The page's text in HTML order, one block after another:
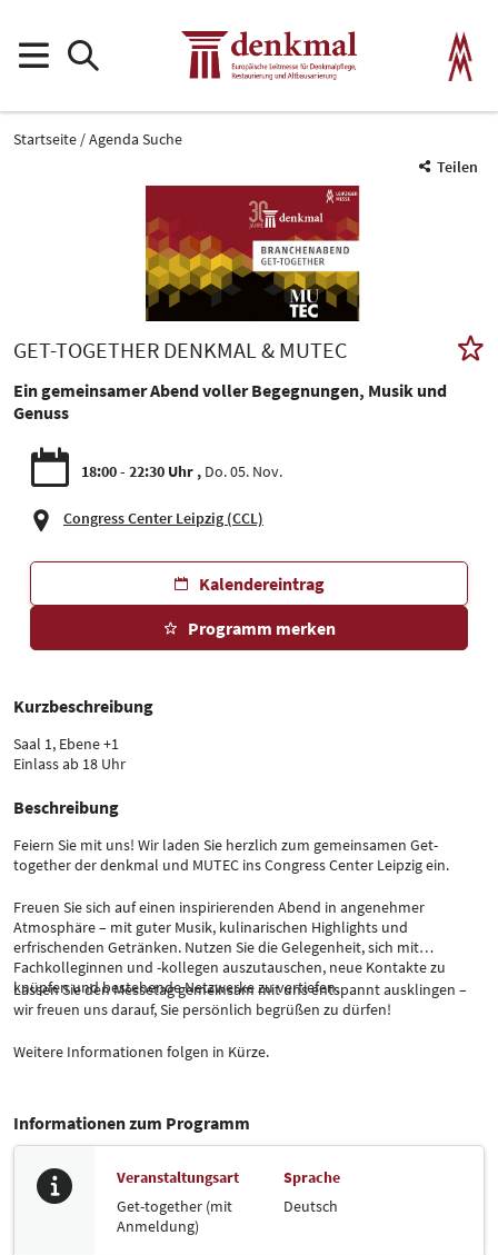
Startseite
Agenda Suche
Teilen
GET-TOGETHER DENKMAL & MUTEC
Ein gemeinsamer Abend voller Begegnungen, Musik und
Genuss
18:00 - 22:30 Uhr Do. 05. Nov.
Congress Center Leipzig (CCL)
Kalendereintrag
Programm merken
Kurzbeschreibung
Saal 1, Ebene +1
Einlass ab 18 Uhr
Beschreibung
Feiern Sie mit uns! Wir laden Sie herzlich zum gemeinsamen Get-
together der denkmal und MUTEC ins Congress Center Leipzig ein.
Freuen Sie sich auf einen inspirierenden Abend in angenehmer
Atmosphäre – mit guter Musik, kulinarischen Highlights und
erfrischenden Getränken. Nutzen Sie die Gelegenheit, sich mit
Fachkolleginnen und -kollegen auszutauschen, neue Kontakte zu
knüpfen und bestehende Netzwerke zu vertiefen.
Lassen Sie den Messetag gemeinsam mit uns entspannt ausklingen –
wir freuen uns darauf, Sie persönlich begrüßen zu dürfen!
Weitere Informationen folgen in Kürze.
Informationen zum Programm
Veranstaltungsart
Get-together (mit
Anmeldung)
Sprache
Deutsch